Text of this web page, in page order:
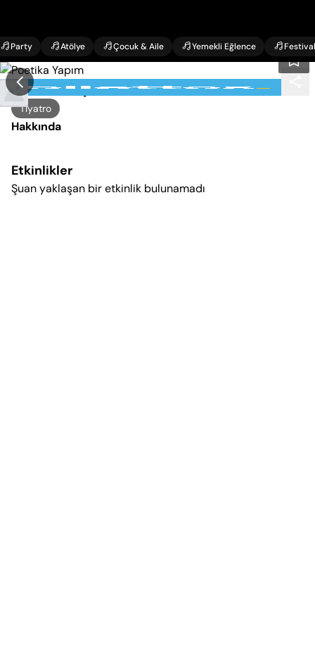
Party Atölye Çocuk & Aile Yemekli Eğlence Festival
Poetika Yapım
Tiyatro
Hakkında
Etkinlikler
Şuan yaklaşan bir etkinlik bulunamadı